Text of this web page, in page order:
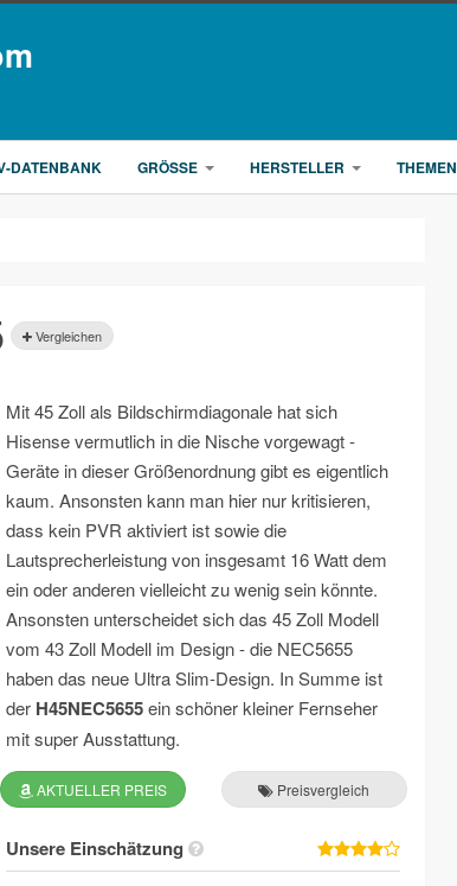
DATENBANK GRÖSSE HERSTELLER THEMEN
Vergleichen
Mit 45 Zoll als Bildschirmdiagonale hat sich
Hisense vermutlich in die Nische vorgewagt -
Geräte in dieser Größenordnung gibt es eigentlich
kaum. Ansonsten kann man hier nur kritisieren,
dass kein PVR aktiviert ist sowie die
Lautsprecherleistung von insgesamt 16 Watt dem
ein oder anderen vielleicht zu wenig sein könnte.
Ansonsten unterscheidet sich das 45 Zoll Modell
vom 43 Zoll Modell im Design - die NEC5655
haben das neue Ultra Slim-Design. In Summe ist
der H45NEC5655ein schöner kleiner Fernseher
mit super Ausstattung.
AKTUELLER PREIS Preisvergleich
Unsere Einschätzung